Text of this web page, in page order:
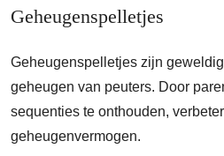
Geheugenspelletjes
Geheugenspelletjes zijn
geheugen van peuters. Door
sequenties te onthouden,
geheugenvermogen.